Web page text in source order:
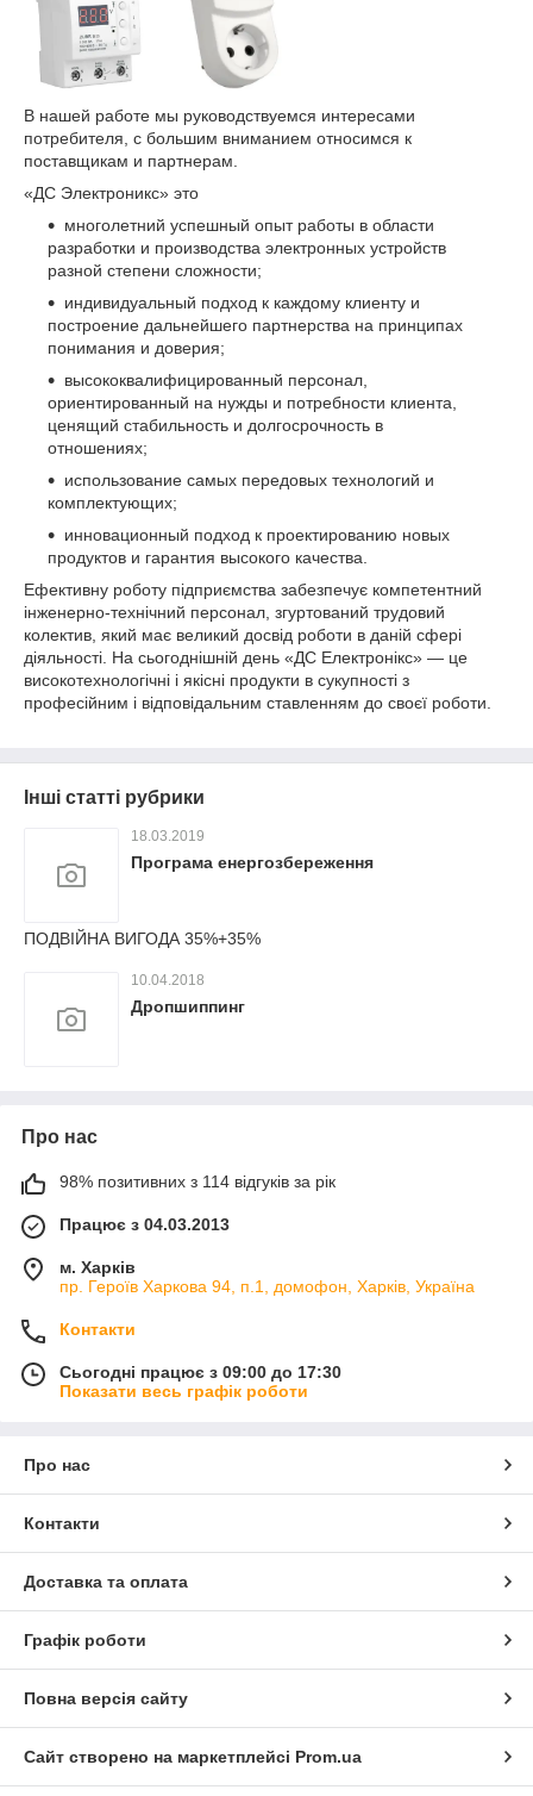
В нашей работе мы руководствуемся интересами
потребителя, с большим вниманием относимся к
поставщикам и партнерам.
«ДС Электроникс» это
многолетний успешный опыт работы в области
разработки и производства электронных устройств
разной степени сложности;
индивидуальный подход к каждому клиенту и
построение дальнейшего партнерства на принципах
понимания и доверия;
высококвалифицированный персонал,
ориентированный на нужды и потребности клиента,
ценящий стабильность и долгосрочность в
отношениях;
использование самых передовых технологий и
комплектующих;
инновационный подход к проектированию новых
продуктов и гарантия высокого качества.
Ефективну роботу підприємства забезпечує компетентний
інженерно-технічний персонал, згуртований трудовий
колектив, який має великий досвід роботи в даній сфері
діяльності. На сьогоднішній день «ДС Електронікс» — це
високотехнологічні і якісні продукти в сукупності з
професійним і відповідальним ставленням до своєї роботи.
Інші статті рубрики
18.03.2019
Програма енергозбереження
ПОДВІЙНА ВИГОДА 35%+35%
10.04.2018
Дропшиппинг
Про нас
98% позитивних з 114 відгуків за рік
Працює з 04.03.2013
м. Харків
пр. Героїв Харкова 94, п.1, домофон, Харків, Україна
Контакти
Сьогодні працює з 09:00 до 17:30
Показати весь графік роботи
Про нас
Контакти
Доставка та оплата
Графік роботи
Повна версія сайту
Сайт створено на маркетплейсі Prom.ua